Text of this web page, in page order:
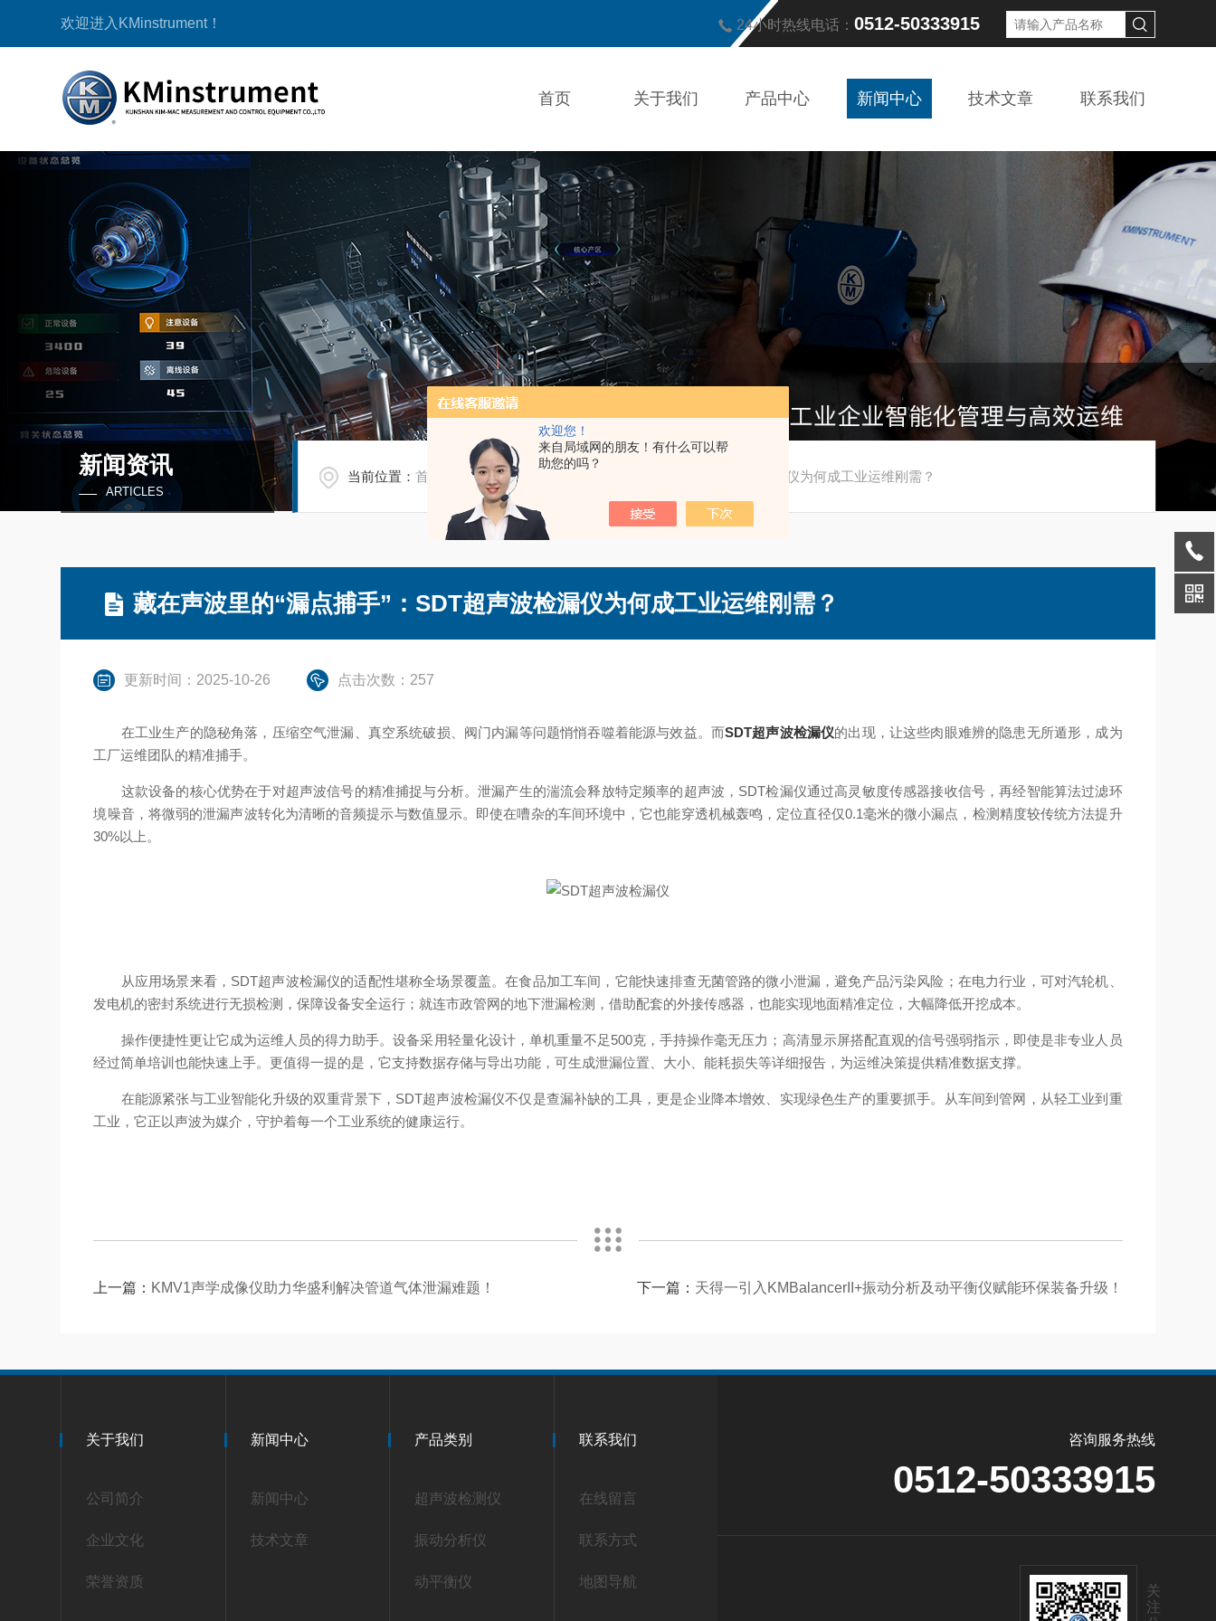
欢迎您！
来自局域网的朋友！有什么可以帮
助您的吗？
欢迎进入KMinstrument！ 24小时热线电话： 0512-50333915
首页 关于我们 产品中心 新闻中心 技术文章 联系我们
新闻资讯
ARTICLES
当前位置：首页 新闻资讯/ 藏在声波里的“漏点捕手”：SDT超声波检漏仪为何成工业运维刚需？​
藏在声波里的“漏点捕手”：SDT超声波检漏仪为何成工业运维刚需？​
更新时间：2025-10-26 点击次数：257
在工业生产的隐秘角落，压缩空气泄漏、真空系统破损、阀门内漏等问题悄悄吞噬着能源与效益。而SDT超声波检漏仪的出现，让这些肉眼难辨的隐患无所遁形，成为
工厂运维团队的精准捕手。​
这款设备的核心优势在于对超声波信号的精准捕捉与分析。泄漏产生的湍流会释放特定频率的超声波，SDT检漏仪通过高灵敏度传感器接收信号，再经智能算法过滤环
境噪音，将微弱的泄漏声波转化为清晰的音频提示与数值显示。即使在嘈杂的车间环境中，它也能穿透机械轰鸣，定位直径仅0.1毫米的微小漏点，检测精度较传统方法提升
30%以上。​
从应用场景来看，SDT超声波检漏仪的适配性堪称全场景覆盖。在食品加工车间，它能快速排查无菌管路的微小泄漏，避免产品污染风险；在电力行业，可对汽轮机、
发电机的密封系统进行无损检测，保障设备安全运行；就连市政管网的地下泄漏检测，借助配套的外接传感器，也能实现地面精准定位，大幅降低开挖成本。​
操作便捷性更让它成为运维人员的得力助手。设备采用轻量化设计，单机重量不足500克，手持操作毫无压力；高清显示屏搭配直观的信号强弱指示，即使是非专业人员
经过简单培训也能快速上手。更值得一提的是，它支持数据存储与导出功能，可生成泄漏位置、大小、能耗损失等详细报告，为运维决策提供精准数据支撑。​
在能源紧张与工业智能化升级的双重背景下，SDT超声波检漏仪不仅是查漏补缺的工具，更是企业降本增效、实现绿色生产的重要抓手。从车间到管网，从轻工业到重
工业，它正以声波为媒介，守护着每一个工业系统的健康运行。​
上一篇： KMV1声学成像仪助力华盛利解决管道气体泄漏难题！ 下一篇： 天得一引入KMBalancerII+振动分析及动平衡仪赋能环保装备升级！
关于我们
公司简介
企业文化
荣誉资质
新闻中心
新闻中心
技术文章
产品类别
超声波检测仪
振动分析仪
动平衡仪
联系我们
在线留言
联系方式
地图导航
咨询服务热线
0512-50333915
关
注